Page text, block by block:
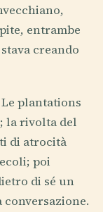
entrambe
creando
plantations
la rivolta del
di atrocità
poi
di sé un